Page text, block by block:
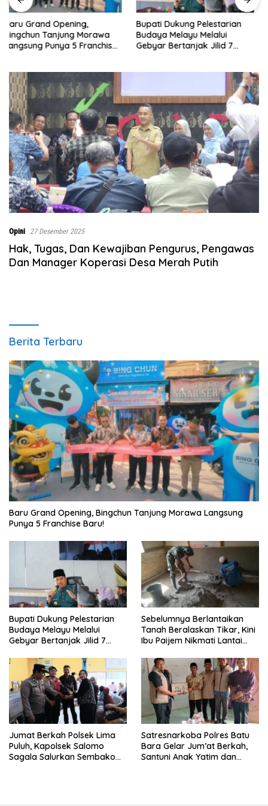
Bupati Dukung Pelestarian
Budaya Melayu Melalui
Gebyar Bertanjak Jilid 7
Sebelumnya Berlantaikan
Tanah Beralaskan Tikar, Kini
Ibu Paijem Nikmati Lantai
Opini 27 Desember 2025
Hak, Tugas, Dan Kewajiban Pengurus, Pengawas
Dan Manager Koperasi Desa Merah Putih
Berita Terbaru
‎Baru Grand Opening, Bingchun Tanjung Morawa Langsung
Punya 5 Franchise Baru!
Bupati Dukung Pelestarian
Budaya Melayu Melalui
Gebyar Bertanjak Jilid 7
Sebelumnya Berlantaikan
Tanah Beralaskan Tikar, Kini
Ibu Paijem Nikmati Lantai
Satgas TMMD Ke-129 Kodim
0208/Asahan
Jumat Berkah Polsek Lima
Puluh, Kapolsek Salomo
Sagala Salurkan Sembako
Satresnarkoba Polres Batu
Bara Gelar Jum’at Berkah,
Santuni Anak Yatim dan